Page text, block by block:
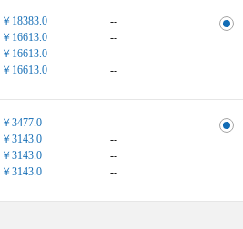
￥18383.0
￥16613.0
￥16613.0
￥16613.0
--
--
--
--
￥3477.0
￥3143.0
￥3143.0
￥3143.0
--
--
--
--